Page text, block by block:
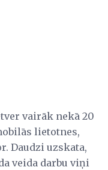
vairāk nekā 20
lietotnes,
Daudzi uzskata,
veida darbu viņi